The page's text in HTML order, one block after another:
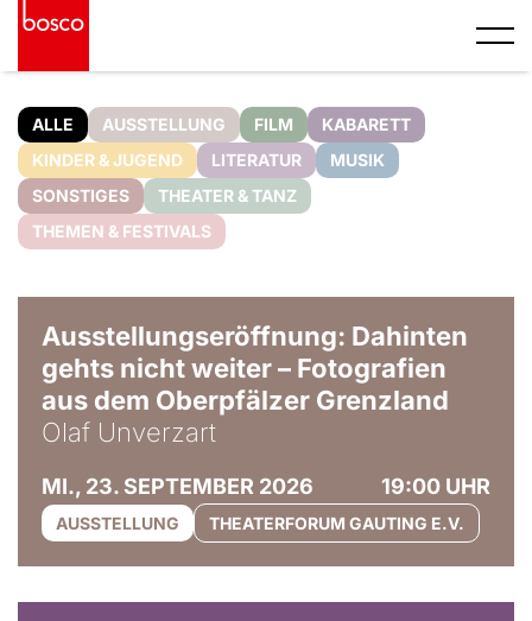
ALLE AUSSTELLUNG FILM
KABARETT
KINDER & JUGEND
LITERATUR
MUSIK
SONSTIGES
THEATER & TANZ
THEMEN & FESTIVALS
Ausstellungseröffnung: Dahinten
gehts nicht weiter – Fotografien
aus dem Oberpfälzer Grenzland
Olaf Unverzart
MI., 23. SEPTEMBER 2026 19:00 UHR
AUSSTELLUNG THEATERFORUM GAUTING E.V.